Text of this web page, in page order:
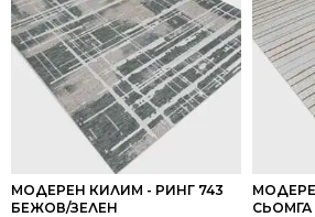
МОДЕРЕН КИЛИМ - РИНГ 743
БЕЖОВ/ЗЕЛЕН
СЬОМГА